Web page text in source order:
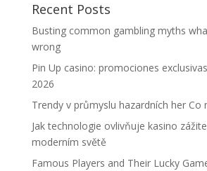
Recent Posts
Busting common gambling myths
wrong
Pin Up casino: promociones
2026
Trendy v průmyslu hazardních her Co
Jak technologie ovlivňuje kasino
moderním světě
Famous Players and Their Lucky